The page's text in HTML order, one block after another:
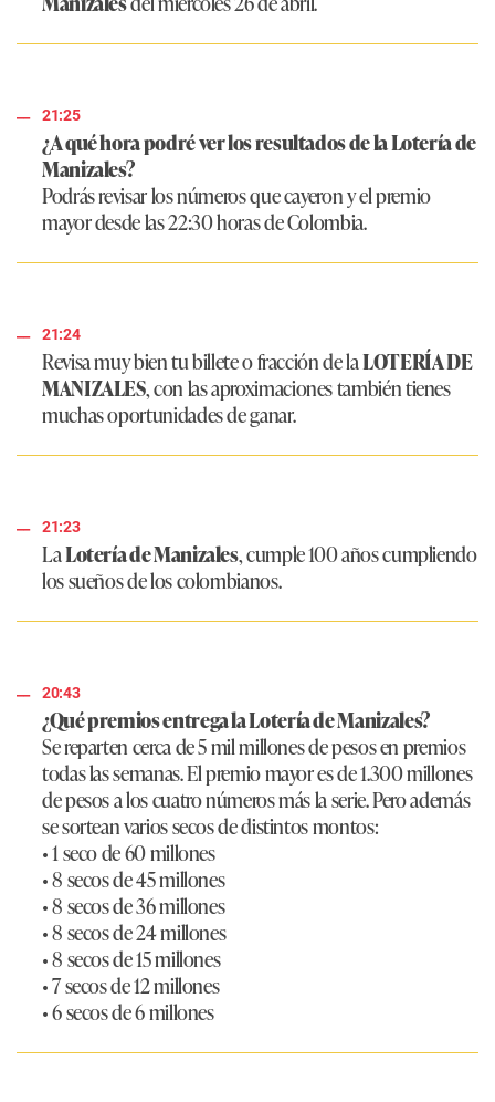
21:25
¿A qué hora podré ver los resultados de la Lotería de
Manizales?
Podrás revisar los números que cayeron y el premio
mayor desde las 22:30 horas de Colombia.
21:24
Revisa muy bien tu billete o fracción de laLOTERÍA DE
MANIZALES, con las aproximaciones también tienes
muchas oportunidades de ganar.
21:23
LaLotería de Manizales, cumple 100 años cumpliendo
los sueños de los colombianos.
20:43
¿Qué premios entrega la Lotería de Manizales?
Se reparten cerca de 5 mil millones de pesos en premios
todas las semanas. El premio mayor es de 1.300 millones
de pesos a los cuatro números más la serie. Pero además
se sortean varios secos de distintos montos:
• 1 seco de 60 millones
• 8 secos de 45 millones
• 8 secos de 36 millones
• 8 secos de 24 millones
• 8 secos de 15 millones
• 7 secos de 12 millones
• 6 secos de 6 millones